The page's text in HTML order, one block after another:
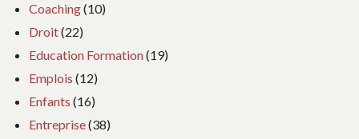
Coaching(10)
Droit(22)
Education Formation(19)
Emplois (12)
Enfants (16)
Entreprise(38)